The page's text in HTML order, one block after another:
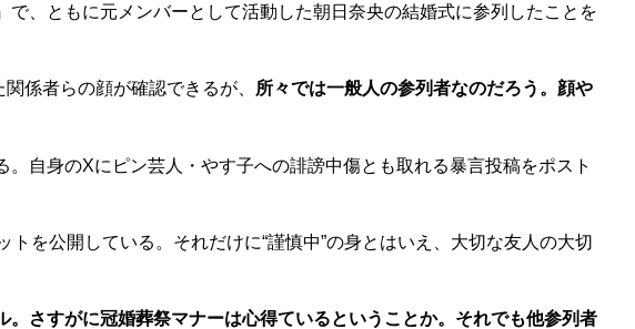
、ともに元メンバーとして活動した朝日奈央の結婚式に参列したことを
係者らの顔が確認できるが、 所々では一般人の参列者なのだろう。顔や
。自身のXにピン芸人・やす子への誹謗中傷とも取れる暴言投稿をポスト
を公開している。それだけに“謹慎中”の身とはいえ、大切な友人の大切
さすがに冠婚葬祭マナーは心得ているということか。それでも他参列者